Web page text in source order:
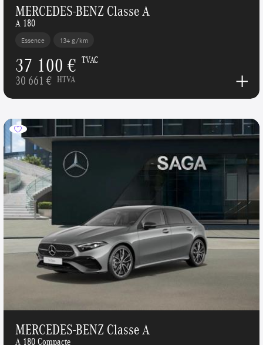
MERCEDES-BENZ Classe A
A 180
Essence 134 g/km
37 100 € TVAC
30 661 € HTVA
MERCEDES-BENZ Classe A
A 180 Compacte